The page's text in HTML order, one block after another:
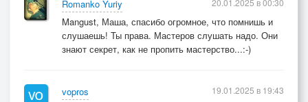
Romanko Yuriy
Mangust, Маша, спасибо огромное, что помнишь и
слушаешь! Ты права. Мастеров слушать надо. Они
знают секрет, как не пропить мастерство...:-)
20.01.2025 в 00:30
vopros
19.01.2025 в 19:43